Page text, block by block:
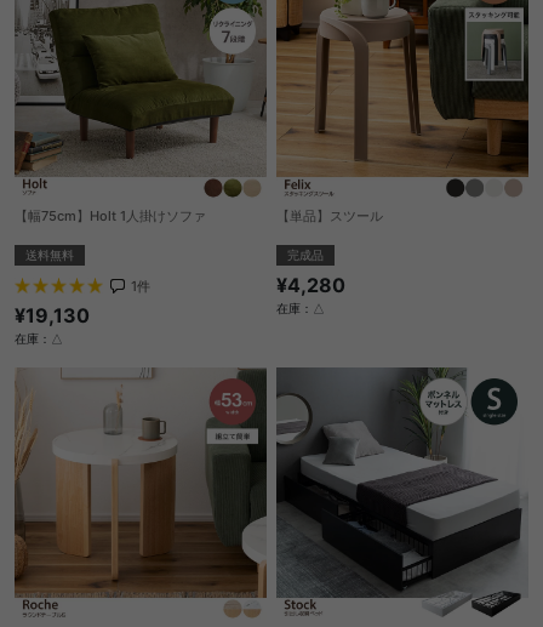
【幅75cm】Holt 1人掛けソファ
送料無料
1件
¥19,130
在庫：△
【単品】スツール
完成品
¥4,280
在庫：△